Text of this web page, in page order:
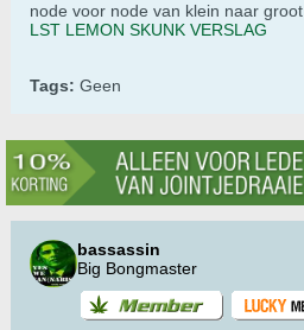
node voor node van klein naar groot
LST LEMON SKUNK VERSLAG
Tags: Geen
bassassin
Big Bongmaster